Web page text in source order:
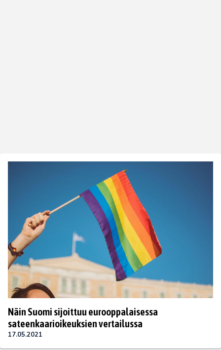
Näin Suomi sijoittuu eurooppalaisessa
sateenkaarioikeuksien vertailussa
17.05.2021